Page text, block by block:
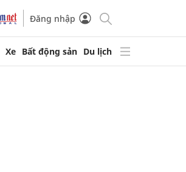
Đăng nhập
Xe Bất động sản Du lịch